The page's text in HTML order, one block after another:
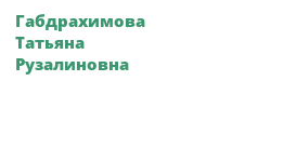
Габдрахимова
Татьяна
Рузалиновна